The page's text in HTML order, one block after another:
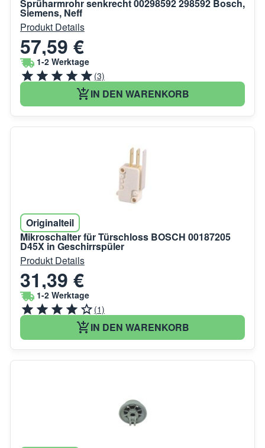
Sprüharmrohr senkrecht 00298592 298592 Bosch,
Siemens, Neff
Produkt Details
57,59 €
1-2 Werktage
(3)
IN DEN WARENKORB
Originalteil
Mikroschalter für Türschloss BOSCH 00187205
D45X in Geschirrspüler
Produkt Details
31,39 €
1-2 Werktage
(1)
IN DEN WARENKORB